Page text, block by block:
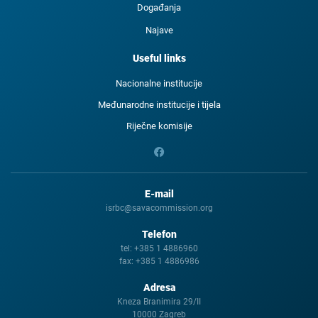
Događanja
Najave
Useful links
Nacionalne institucije
Međunarodne institucije i tijela
Riječne komisije
E-mail
isrbc@savacommission.org
Telefon
tel: +385 1 4886960
fax: +385 1 4886986
Adresa
Kneza Branimira 29/II
10000 Zagreb